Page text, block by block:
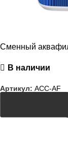
Сменный
В наличии
Артикул: ACC-AF